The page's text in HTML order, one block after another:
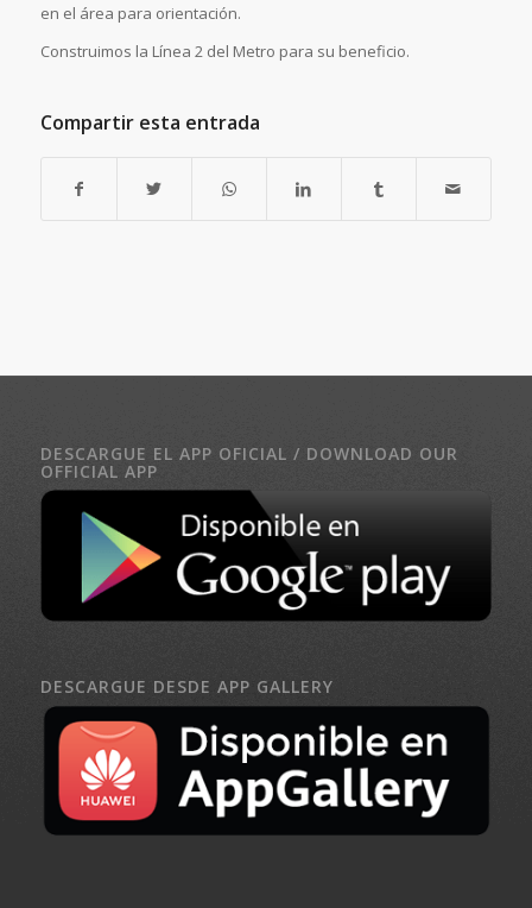
en el área para orientación.
Construimos la Línea 2 del Metro para su beneficio.
Compartir esta entrada
DESCARGUE EL APP OFICIAL / DOWNLOAD OUR
OFFICIAL APP
DESCARGUE DESDE APP GALLERY